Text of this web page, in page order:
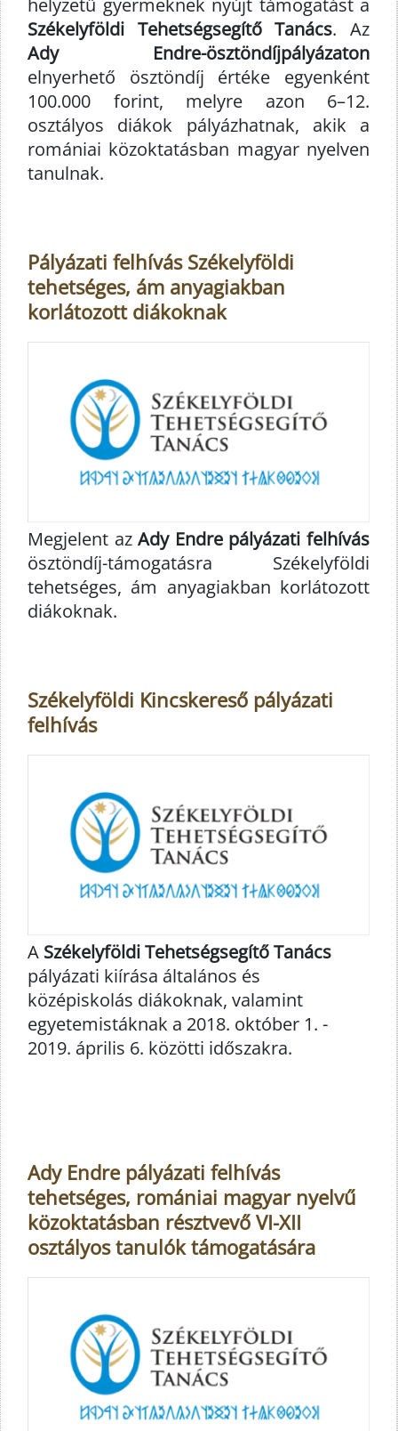
helyzetű gyermeknek nyújt támogatást a
Székelyföldi Tehetségsegítő Tanács. Az
Ady Endre-ösztöndíjpályázaton
elnyerhető ösztöndíj értéke egyenként
100.000 forint, melyre azon 6–12.
osztályos diákok pályázhatnak, akik a
romániai közoktatásban magyar nyelven
tanulnak.
Pályázati felhívás Székelyföldi
tehetséges, ám anyagiakban
korlátozott diákoknak
Megjelent azAdy Endre pályázati felhívás
ösztöndíj-támogatásra Székelyföldi
tehetséges, ám anyagiakban korlátozott
diákoknak.
Székelyföldi Kincskereső pályázati
felhívás
A Székelyföldi Tehetségsegítő Tanács
pályázati kiírása általános és
középiskolás diákoknak, valamint
egyetemistáknak a 2018. október 1. -
2019. április 6. közötti időszakra.
Ady Endre pályázati felhívás
tehetséges, romániai magyar nyelvű
közoktatásban résztvevő VI-XII
osztályos tanulók támogatására